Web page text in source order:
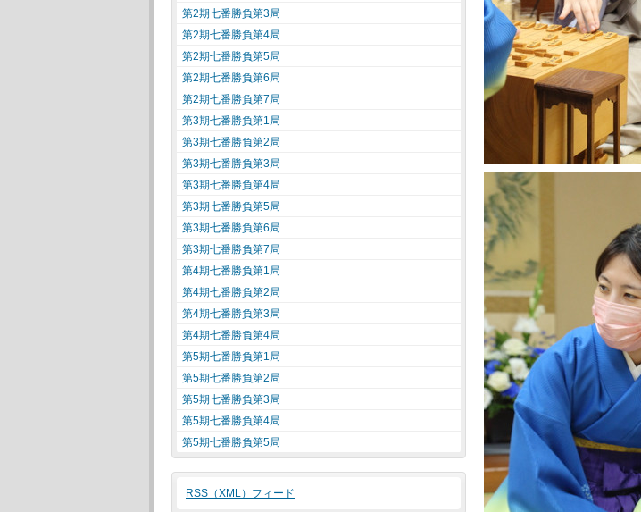
第2期七番勝負第3局
第2期七番勝負第4局
第2期七番勝負第5局
第2期七番勝負第6局
第2期七番勝負第7局
第3期七番勝負第1局
第3期七番勝負第2局
第3期七番勝負第3局
第3期七番勝負第4局
第3期七番勝負第5局
第3期七番勝負第6局
第3期七番勝負第7局
第4期七番勝負第1局
第4期七番勝負第2局
第4期七番勝負第3局
第4期七番勝負第4局
第5期七番勝負第1局
第5期七番勝負第2局
第5期七番勝負第3局
第5期七番勝負第4局
第5期七番勝負第5局
RSS（XML）フィード